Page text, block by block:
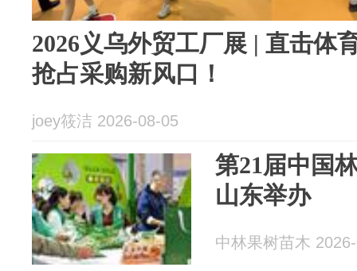
2026义乌外贸工厂展 | 直击体
抢占采购新风口！
joey筱洁 2026-08-05
第21届中国
山东举办
中林果树苗木